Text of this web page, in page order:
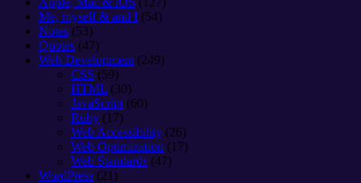
Me, myself & and I (54)
Notes (53)
Quotes (47)
Web Development (249)
CSS (59)
HTML (30)
JavaScript (60)
Ruby (17)
Web Accessibility (26)
Web Optimization (17)
Web Standards (47)
WordPress (21)